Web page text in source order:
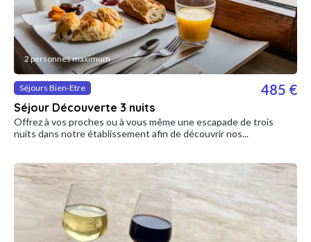
2 personnes maximum
Séjours Bien-Etre
Séjour Découverte 3 nuits
485 €
Offrez à vos proches ou à vous même une escapade de trois
nuits dans notre établissement afin de découvrir nos...